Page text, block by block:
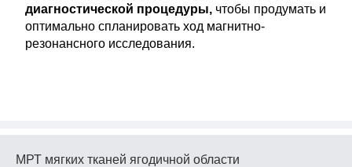
диагностической процедуры, чтобы продумать и
оптимально спланировать ход магнитно-
резонансного исследования.
МРТ мягких тканей ягодичной области